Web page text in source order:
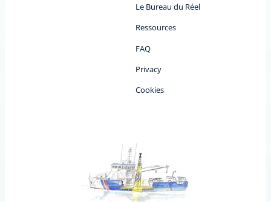
Le Bureau du Réel
Ressources
FAQ
Privacy
Cookies